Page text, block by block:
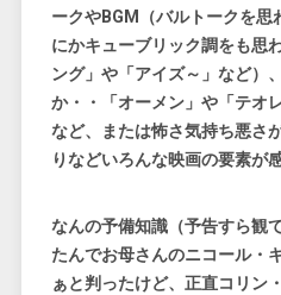
ークやBGM（バルトークを思
にかキューブリック調をも思
ング」や「アイズ～」など）
か・・「オーメン」や「テオ
など、または怖さ気持ち悪さ
りなどいろんな映画の要素が
なんの予備知識（予告すら観
たんでお母さんのニコール・
ぁと判ったけど、正直コリン